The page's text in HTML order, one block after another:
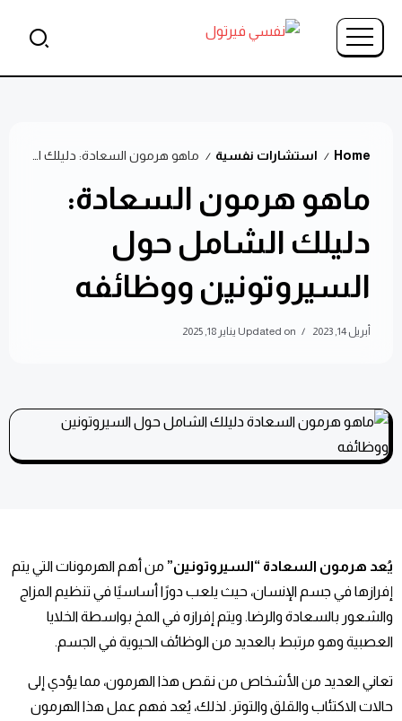
Home
/ استشارات نفسية / ماهو هرمون السعادة: دليلك الشامل حول السيروتونين ووظائفه
ماهو هرمون السعادة:
دليلك الشامل حول
السيروتونين ووظائفه
أبريل 14, 2023 Updated on يناير 18, 2025
يُعد هرمون السعادة “السيروتونين” من أهم الهرمونات التي يتم
إفرازها في جسم الإنسان، حيث يلعب دورًا أساسيًا في تنظيم المزاج
والشعور بالسعادة والرضا. ويتم إفرازه في المخ بواسطة الخلايا
العصبية وهو مرتبط بالعديد من الوظائف الحيوية في الجسم.
تعاني العديد من الأشخاص من نقص هذا الهرمون، مما يؤدي إلى
حالات الاكتئاب والقلق والتوتر. لذلك، يُعد فهم عمل هذا الهرمون